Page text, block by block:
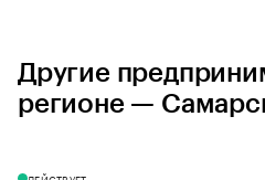
Другие
регионе —